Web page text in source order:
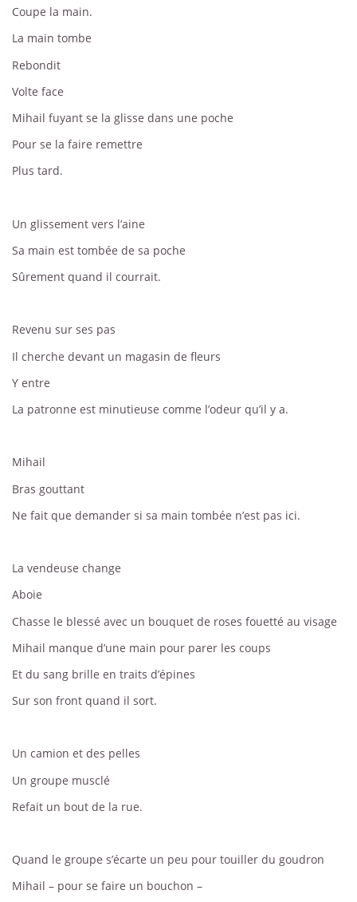
Coupe la main.
La main tombe
Rebondit
Volte face
Mihail fuyant se la glisse dans une poche
Pour se la faire remettre
Plus tard.
Un glissement vers l’aine
Sa main est tombée de sa poche
Sûrement quand il courrait.
Revenu sur ses pas
Il cherche devant un magasin de fleurs
Y entre
La patronne est minutieuse comme l’odeur qu’il y a.
Mihail
Bras gouttant
Ne fait que demander si sa main tombée n’est pas ici.
La vendeuse change
Aboie
Chasse le blessé avec un bouquet de roses fouetté au visage
Mihail manque d’une main pour parer les coups
Et du sang brille en traits d’épines
Sur son front quand il sort.
Un camion et des pelles
Un groupe musclé
Refait un bout de la rue.
Quand le groupe s’écarte un peu pour touiller du goudron
Mihail – pour se faire un bouchon –